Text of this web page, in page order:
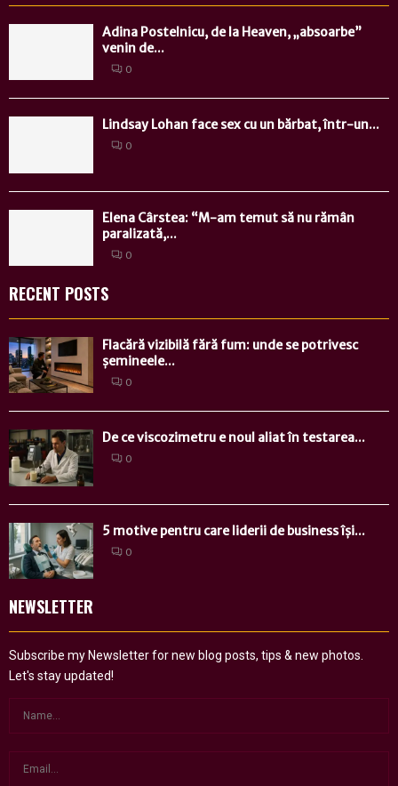
Adina Postelnicu, de la Heaven, „absoarbe”
venin de...
0
Lindsay Lohan face sex cu un bărbat, într-un...
0
Elena Cârstea: “M-am temut să nu rămân
paralizată,...
0
RECENT POSTS
Flacără vizibilă fără fum: unde se potrivesc
șemineele...
0
De ce viscozimetru e noul aliat în testarea...
0
5 motive pentru care liderii de business își...
0
NEWSLETTER
Subscribe my Newsletter for new blog posts, tips & new photos.
Let's stay updated!